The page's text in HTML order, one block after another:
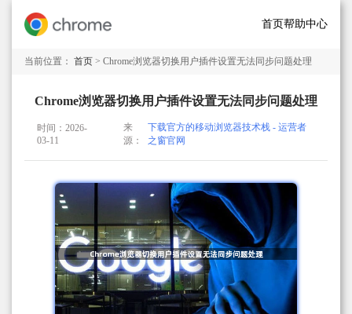
首页帮助中心
当前位置： 首页 > Chrome浏览器切换用户插件设置无法同步问题处理
Chrome浏览器切换用户插件设置无法同步问题处理
时间：2026-
03-11
来
源：
下载官方的移动浏览器技术栈 - 运营者
之窗官网